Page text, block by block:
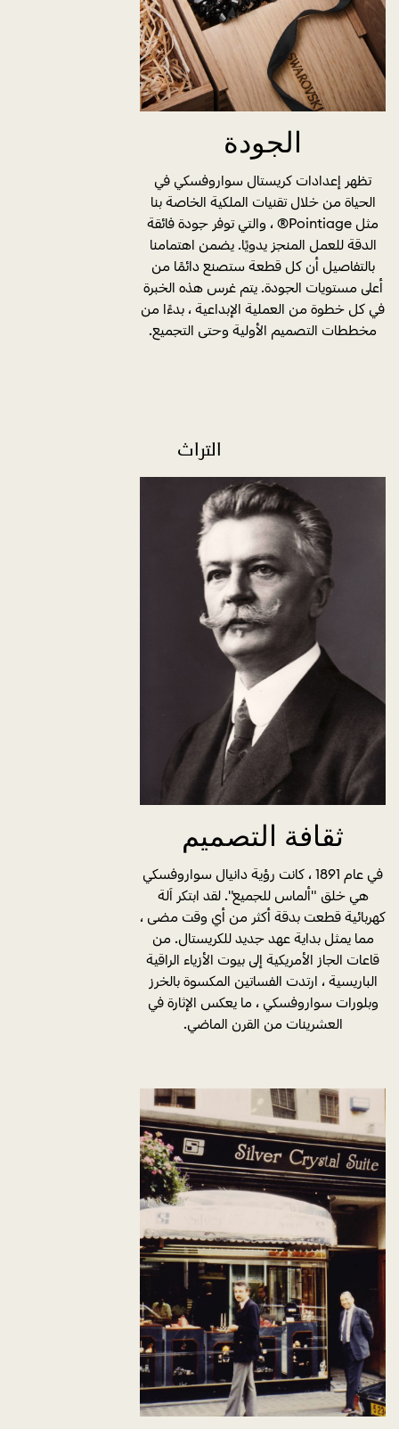
الجودة
تظهر إعدادات كريستال سواروفسكي في
الحياة من خلال تقنيات الملكية الخاصة بنا
مثل Pointiage® ، والتي توفر جودة فائقة
الدقة للعمل المنجز يدويًا. يضمن اهتمامنا
بالتفاصيل أن كل قطعة ستصنع دائمًا من
أعلى مستويات الجودة. يتم غرس هذه الخبرة
في كل خطوة من العملية الإبداعية ، بدءًا من
مخططات التصميم الأولية وحتى التجميع.
التراث
ثقافة التصميم
في عام 1891 ، كانت رؤية دانيال سواروفسكي
هي خلق "ألماس للجميع". لقد ابتكر آلة
كهربائية قطعت بدقة أكثر من أي وقت مضى ،
مما يمثل بداية عهد جديد للكريستال. من
قاعات الجاز الأمريكية إلى بيوت الأزياء الراقية
الباريسية ، ارتدت الفساتين المكسوة بالخرز
وبلورات سواروفسكي ، ما يعكس الإثارة في
العشرينات من القرن الماضي.